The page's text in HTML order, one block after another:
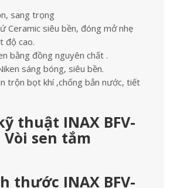
sang trọng
Ceramic siêu bền, đóng mở nhẹ
độ cao.
bằng đồng nguyên chất .
sáng bóng, siêu bền.
trộn bọt khí ,chống bắn nước, tiết
thuật INAX BFV-
Vòi sen tắm
thước INAX BFV-